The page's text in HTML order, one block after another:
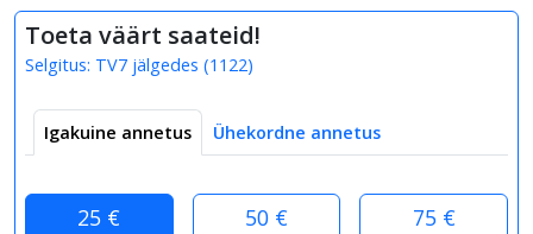
Toeta väärt saateid!
Selgitus: TV7 jälgedes (1122)
Igakuine annetus Ühekordne annetus
25 € 50 € 75 €